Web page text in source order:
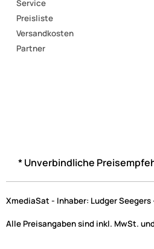
Service
Preisliste
Versandkosten
Partner
* Unverbindliche
XmediaSat - Inhaber: Ludger Seegers
Alle Preisangaben sind inkl. MwSt.